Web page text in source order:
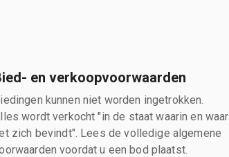
en verkoopvoorwaarden
kunnen niet worden ingetrokken.
wordt verkocht "in de staat waarin en waar
zich bevindt". Lees de volledige algemene
voordat u een bod plaatst.